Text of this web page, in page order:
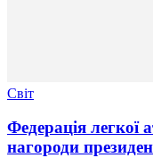
Світ
Федерація легкої
нагороди